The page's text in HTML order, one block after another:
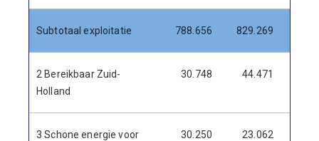
Subtotaal exploitatie 788.656 829.269
2 Bereikbaar Zuid-
Holland
30.748 44.471
3 Schone energie voor
30.250 23.062